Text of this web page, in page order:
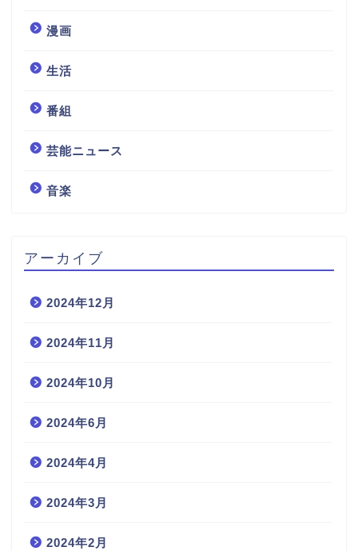
漫画
生活
番組
芸能ニュース
音楽
アーカイブ
2024年12月
2024年11月
2024年10月
2024年6月
2024年4月
2024年3月
2024年2月